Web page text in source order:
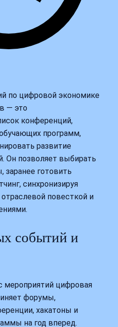
по цифровой экономике
— это
конференций,
программ,
развитие
Он позволяет выбирать
готовить
синхронизируя
повесткой и
событий и
мероприятий цифровая
форумы,
хакатоны и
на год вперед.